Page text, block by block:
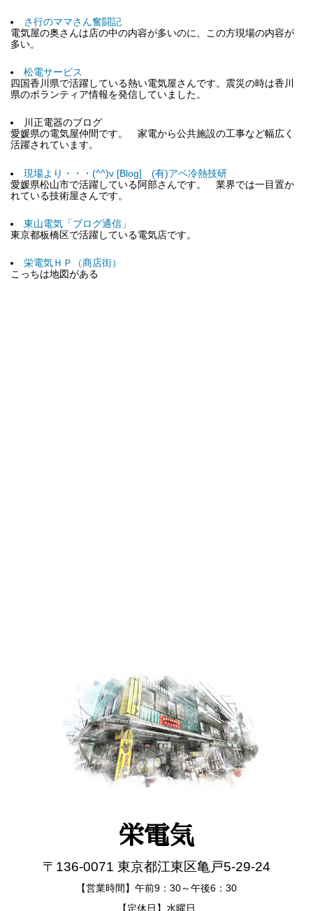
さ行のママさん奮闘記
電気屋の奥さんは店の中の内容が多いのに、この方現場の内容が
多い。
松電サービス
四国香川県で活躍している熱い電気屋さんです。震災の時は香川
県のボランティア情報を発信していました。
川正電器のブログ
愛媛県の電気屋仲間です。 家電から公共施設の工事など幅広く
活躍されています。
現場より・・・(^^)v [Blog] (有)アベ冷熱技研
愛媛県松山市で活躍している阿部さんです。 業界では一目置か
れている技術屋さんです。
東山電気「ブログ通信」
東京都板橋区で活躍している電気店です。
栄電気ＨＰ（商店街）
こっちは地図がある
栄電気
〒136-0071 東京都江東区亀戸5-29-24
【営業時間】午前9：30～午後6：30
【定休日】水曜日